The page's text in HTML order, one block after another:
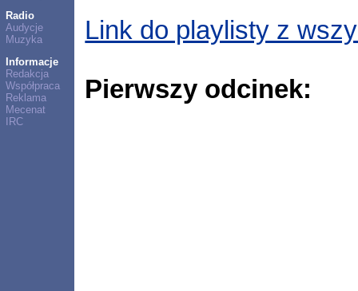
Radio
Audycje
Muzyka
Informacje
Redakcja
Współpraca
Reklama
Mecenat
IRC
Link do playlisty z
Pierwszy odcinek: